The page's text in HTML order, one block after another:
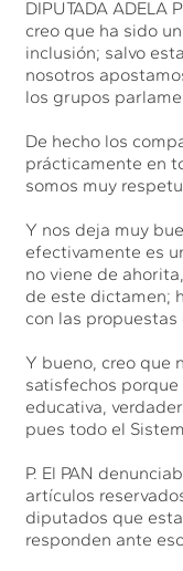
DIPUTADA ADELA
creo que ha sido
inclusión; salvo
nosotros
los grupos
De hecho los
prácticamente en
somos muy
Y nos deja muy
efectivamente es
no viene de
de este dictamen;
con las
Y bueno, creo que
satisfechos
educativa,
pues todo el
P. El PAN
artículos
diputados que
responden ante